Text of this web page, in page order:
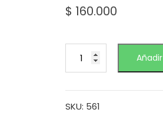
$ 160.000
SKU: 561